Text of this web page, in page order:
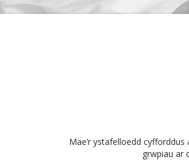
Mae’r ystafelloedd
grwpiau ar